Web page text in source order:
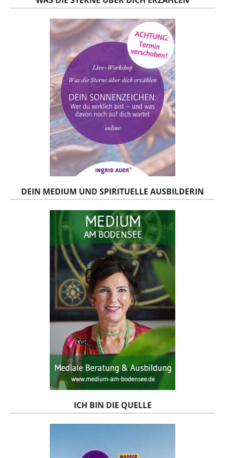
DEIN MEDIUM UND SPIRITUELLE AUSBILDERIN
ICH BIN DIE QUELLE